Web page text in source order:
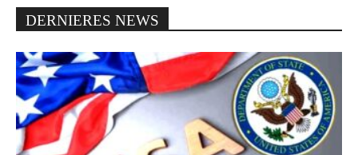
DERNIERES NEWS